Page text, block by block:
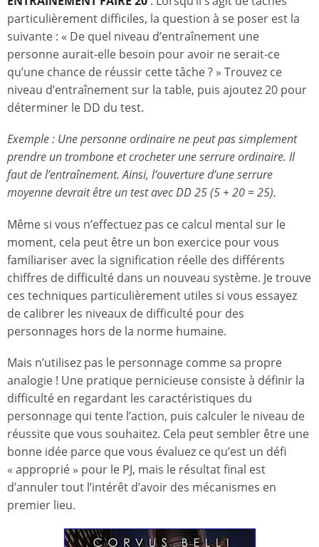
particulièrement difficiles, la question à se poser est la
suivante : « De quel niveau d’entraînement une
personne aurait-elle besoin pour avoir ne serait-ce
qu’une chance de réussir cette tâche ? » Trouvez ce
niveau d’entraînement sur la table, puis ajoutez 20 pour
déterminer le DD du test.
Exemple : Une personne ordinaire ne peut pas simplement
prendre un trombone et crocheter une serrure ordinaire. Il
faut de l’entraînement. Ainsi, l’ouverture d’une serrure
moyenne devrait être un test avec DD 25 (5 + 20 = 25).
Même si vous n’effectuez pas ce calcul mental sur le
moment, cela peut être un bon exercice pour vous
familiariser avec la signification réelle des différents
chiffres de difficulté dans un nouveau système. Je trouve
ces techniques particulièrement utiles si vous essayez
de calibrer les niveaux de difficulté pour des
personnages hors de la norme humaine.
Mais n’utilisez pas le personnage comme sa propre
analogie ! Une pratique pernicieuse consiste à définir la
difficulté en regardant les caractéristiques du
personnage qui tente l’action, puis calculer le niveau de
réussite que vous souhaitez. Cela peut sembler être une
bonne idée parce que vous évaluez ce qu’est un défi
« approprié » pour le PJ, mais le résultat final est
d’annuler tout l’intérêt d’avoir des mécanismes en
premier lieu.